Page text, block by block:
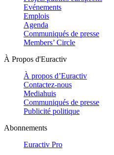
Evénements
Emplois
Agenda
Communiqués de presse
Members’ Circle
À Propos d'Euractiv
À propos d’Euractiv
Contactez-nous
Mediahuis
Communiqués de presse
Publicité politique
Abonnements
Euractiv Pro